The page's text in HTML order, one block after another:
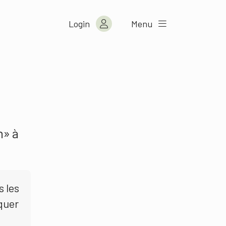
Login Menu
à
les